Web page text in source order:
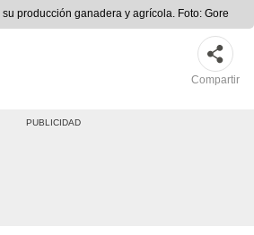
producción ganadera y agrícola. Foto: Gore
Compartir